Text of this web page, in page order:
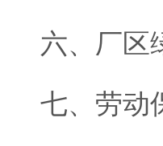
六、厂区
七、劳动